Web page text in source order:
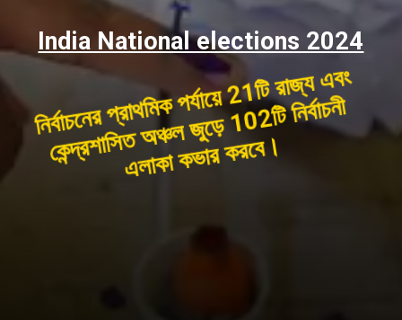
নির্বাচনের প্রাথমিক পর্যায়ে 21টি রাজ্য এবং
কেন্দ্রশাসিত অঞ্চল জুড়ে 102টি নির্বাচনী
এলাকা কভার করবে।
India National elections 2024